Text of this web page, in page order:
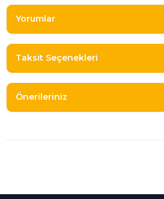
Yorumlar
Taksit Seçenekleri
Önerileriniz
Alışveriş